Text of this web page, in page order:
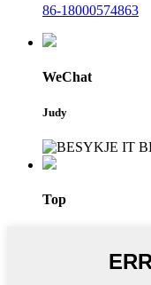
86-18000574863
WeChat
Judy
Top